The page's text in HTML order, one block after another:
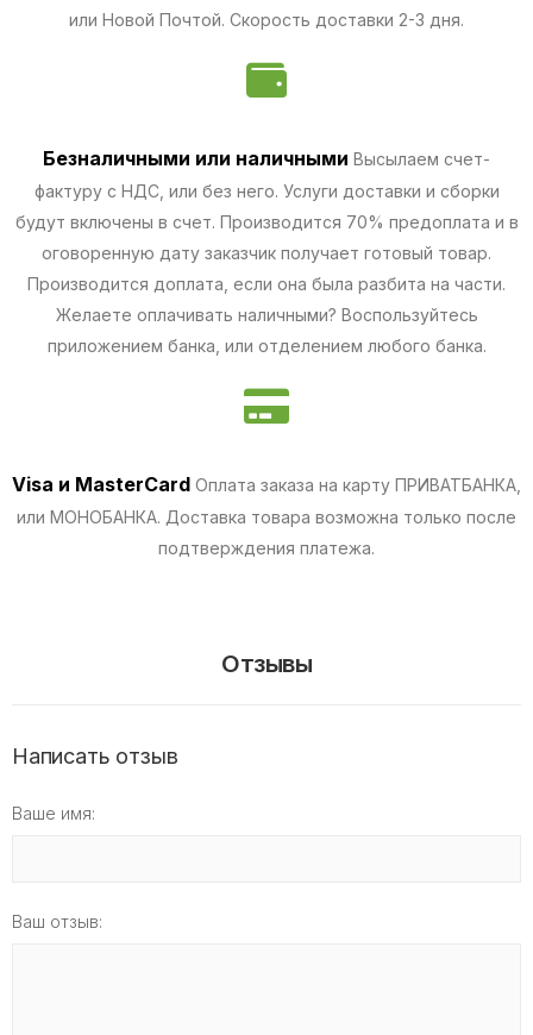
или Новой Почтой. Скорость доставки 2-3 дня.
Безналичными или наличными Высылаем счет-
фактуру с НДС, или без него. Услуги доставки и сборки
будут включены в счет. Производится 70% предоплата и в
оговоренную дату заказчик получает готовый товар.
Производится доплата, если она была разбита на части.
Желаете оплачивать наличными? Воспользуйтесь
приложением банка, или отделением любого банка.
Visa и MasterCard Оплата заказа на карту ПРИВАТБАНКА,
или МОНОБАНКА. Доставка товара возможна только после
подтверждения платежа.
Отзывы
Написать отзыв
Ваше имя:
Ваш отзыв: